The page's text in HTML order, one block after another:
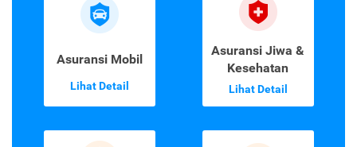
Asuransi Mobil
Lihat Detail
Asuransi Jiwa &
Kesehatan
Lihat Detail